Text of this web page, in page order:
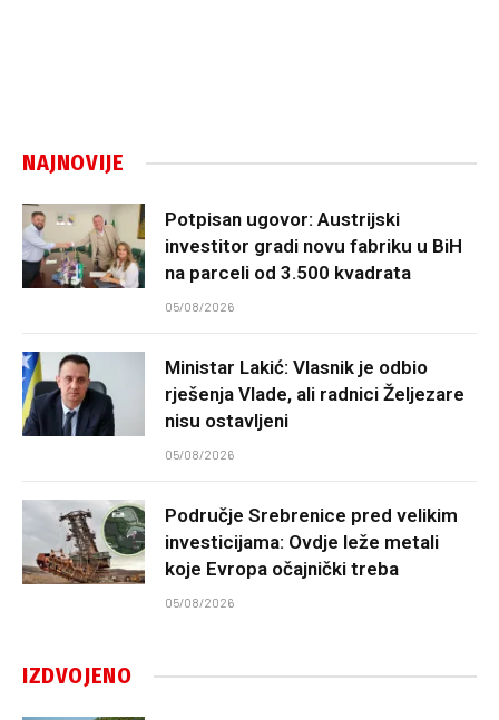
NAJNOVIJE
Potpisan ugovor: Austrijski
investitor gradi novu fabriku u BiH
na parceli od 3.500 kvadrata
05/08/2026
Ministar Lakić: Vlasnik je odbio
rješenja Vlade, ali radnici Željezare
nisu ostavljeni
05/08/2026
Područje Srebrenice pred velikim
investicijama: Ovdje leže metali
koje Evropa očajnički treba
05/08/2026
IZDVOJENO